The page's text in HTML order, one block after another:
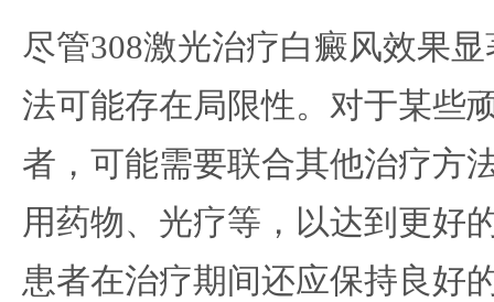
尽管308激光治疗白癜风效果
法可能存在局限性。对于某些
者，可能需要联合其他治疗方
用药物、光疗等，以达到更好
患者在治疗期间还应保持良好